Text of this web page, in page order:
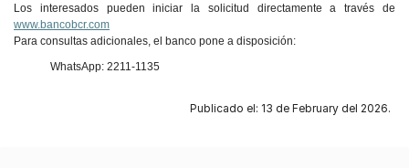
Los interesados pueden iniciar la solicitud directamente a través de
www.bancobcr.com
Para consultas adicionales, el banco pone a disposición:
WhatsApp: 2211-1135
Publicado el: 13 de February del 2026.